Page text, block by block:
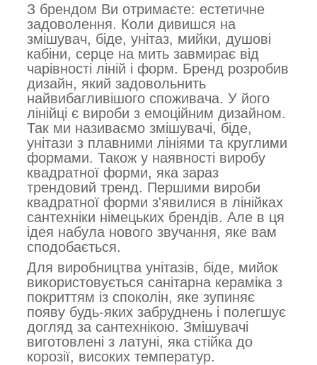
З брендом Ви отримаєте: естетичне
задоволення. Коли дивишся на
змішувач, біде, унітаз, мийки, душові
кабіни, серце на мить завмирає від
чарівності ліній і форм. Бренд розробив
дизайн, який задовольнить
найвибагливішого споживача. У його
лінійці є вироби з емоційним дизайном.
Так ми називаємо змішувачі, біде,
унітази з плавними лініями та круглими
формами. Також у наявності виробу
квадратної форми, яка зараз
трендовий тренд. Першими вироби
квадратної форми з'явилися в лінійках
сантехніки німецьких брендів. Але в ця
ідея набула нового звучання, яке вам
сподобається.
Для виробництва унітазів, біде, мийок
використовується санітарна кераміка з
покриттям із споколін, яке зупиняє
появу будь-яких забруднень і полегшує
догляд за сантехнікою. Змішувачі
виготовлені з латуні, яка стійка до
корозії, високих температур.